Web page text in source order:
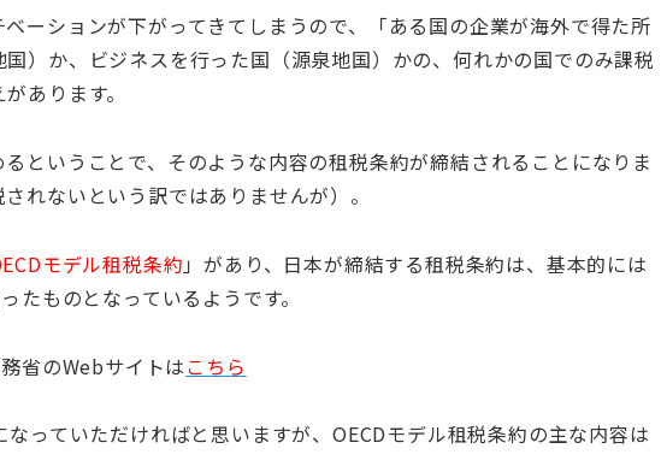
ーションが下がってきてしまうので、「ある国の企業が海外で得た所
国）か、ビジネスを行った国（源泉地国）かの、何れかの国でのみ課税
あります。
ということで、そのような内容の租税条約が締結されることになりま
れないという訳ではありませんが）。
モデル租税条約 」があり、日本が締結する租税条約は、基本的には
たものとなっているようです。
省のWebサイトはこちら
っていただければと思いますが、OECDモデル租税条約の主な内容は